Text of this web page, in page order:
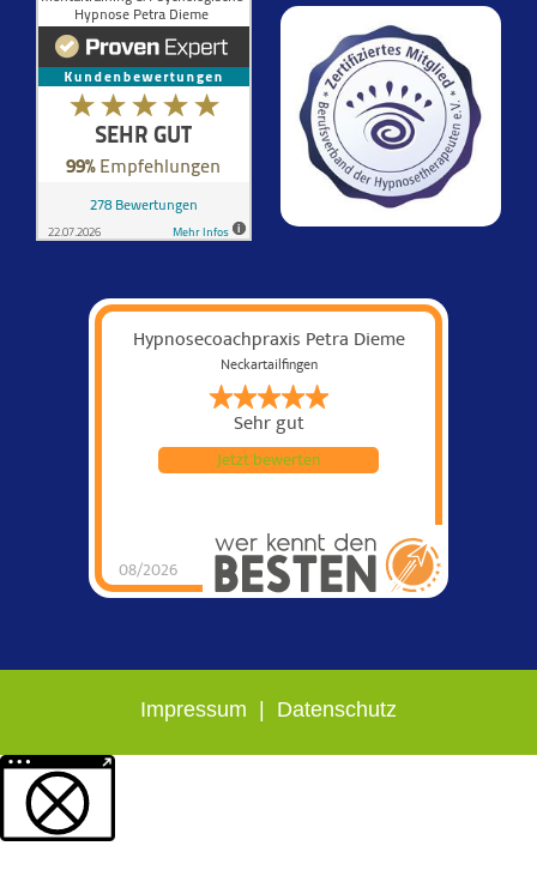
Hypnosecoachpraxis Petra Dieme
Neckartailfingen
Sehr gut
08/2026
Jetzt bewerten
Impressum | Datenschutz
Weitere Informationen über den gesperrten Inhalt.